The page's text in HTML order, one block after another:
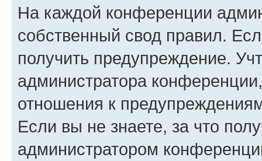
На каждой конференции
собственный свод правил.
получить предупреждение.
администратора
отношения к
Если вы не знаете, за что
администратором